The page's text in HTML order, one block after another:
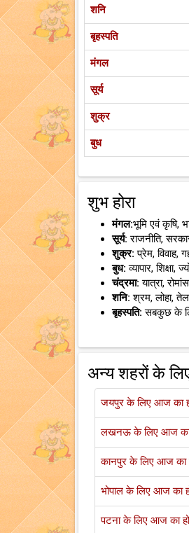
शनि
बृहस्पति
मंगल
सूर्य
शुक्र
बुध
शुभ होरा
मंगल:भूमि एवं कृषि,
सूर्य: राजनीति,
शुक्र: प्रेम, विवाह,
बुध: व्यापार, शिक्षा,
चंद्रमा: यात्रा,
शनि: श्रम, लोहा,
बृहस्पति: सबकुछ के
अन्य शहरों के लिए
जयपुर के लिए आज का
लखनऊ के लिए आज का
कानपुर के लिए आज का
भोपाल के लिए आज का
पटना के लिए आज का